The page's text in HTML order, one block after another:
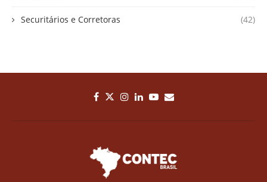
Securitários e Corretoras (42)